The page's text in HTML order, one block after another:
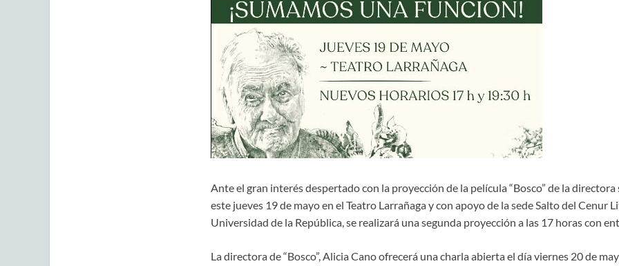
Ante el gran interés despertado con la proyección de la película “Bosco” de la
este jueves 19 de mayo en el Teatro Larrañaga y con apoyo de la sede Salto del Cenur
Universidad de la República, se realizará una segunda proyección a las 17 horas con
La directora de “Bosco”, Alicia Cano ofrecerá una charla abierta el día viernes 20 de